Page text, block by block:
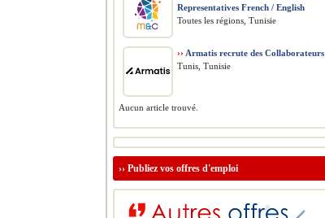
Representatives French / English
Toutes les régions, Tunisie
›› Armatis recrute des Collaborateurs
Tunis, Tunisie
Aucun article trouvé.
›› Publiez vos offres d'emploi